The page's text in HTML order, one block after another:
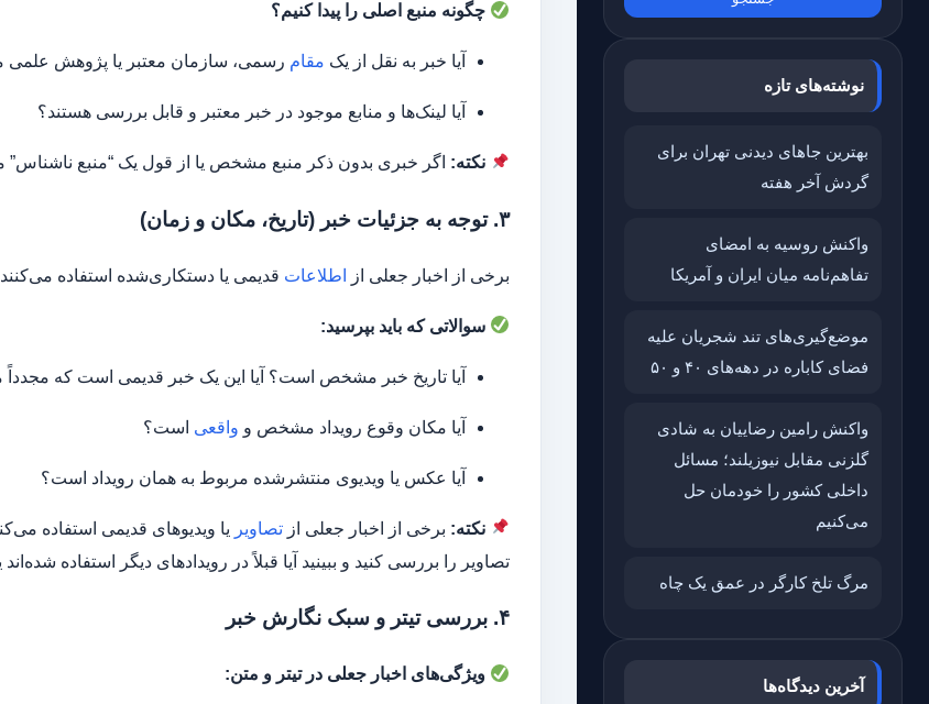
نوشته‌های تازه
بهترین جاهای دیدنی تهران برای
گردش آخر هفته
واکنش روسیه به امضای
تفاهم‌نامه میان ایران و آمریکا
موضع‌گیری‌های تند شجریان علیه
فضای کاباره در دهه‌های ۴۰ و ۵۰
واکنش رامین رضاییان به شادی
گلزنی مقابل نیوزیلند؛ مسائل
داخلی کشور را خودمان حل
می‌کنیم
مرگ تلخ کارگر در عمق یک چاه
آخرین دیدگاه‌ها
چگونه منبع اصلی را پیدا کنیم؟
آیا خبر به نقل از یک مقام رسمی، سازمان معتبر یا پژوهش
آیا لینک‌ها و منابع موجود در خبر معتبر و قابل بررسی هستند؟
نکته: اگر خبری بدون ذکر منبع مشخص یا از قول یک “منبع ناشناس”
۳. توجه به جزئیات خبر (تاریخ، مکان و زمان)
برخی از اخبار جعلی از اطلاعات قدیمی یا دستکاری‌شده استفاده
سوالاتی که باید بپرسید:
آیا تاریخ خبر مشخص است؟ آیا این یک خبر قدیمی است که
آیا مکان وقوع رویداد مشخص و واقعی است؟
آیا عکس یا ویدیوی منتشرشده مربوط به همان رویداد است؟
نکته: برخی از اخبار جعلی ازتصاویر یا ویدیوهای قدیمی استفاده
تصاویر را بررسی کنید و ببینید آیا قبلاً در رویدادهای دیگر استفاده شده‌اند
۴. بررسی تیتر و سبک نگارش خبر
ویژگی‌های اخبار جعلی در تیتر و متن: